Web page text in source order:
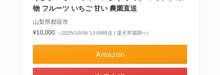
物 フルーツ いちご 甘い 農園直送
山梨県都留市
¥10,000
（2025/10/06 13:06時点 | 楽天市場調べ）
Amazon